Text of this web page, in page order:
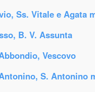
Ss. Vitale e Agata
B. V. Assunta
Vescovo
S. Antonino